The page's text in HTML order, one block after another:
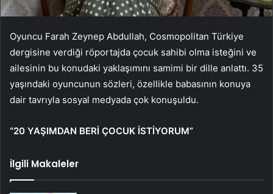
Oyuncu Farah Zeynep Abdullah, Cosmopolitan Türkiye
dergisine verdiği röportajda çocuk sahibi olma isteğini ve
ailesinin bu konudaki yaklaşımını samimi bir dille anlattı. 35
yaşındaki oyuncunun sözleri, özellikle babasının konuya
dair tavrıyla sosyal medyada çok konuşuldu.
“20 YAŞIMDAN BERİ ÇOCUK İSTİYORUM”
İlgili Makaleler